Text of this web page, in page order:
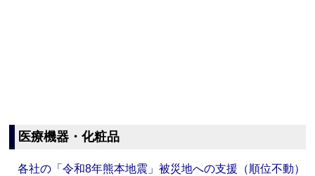
医療機器・化粧品
各社の「令和8年熊本地震」被災地への支援（順位不動）